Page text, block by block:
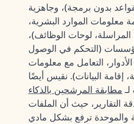
بدون برمجة)، وجاهزية
معلومات الموارد البشرية،
المراسلة، لوحات الوظائف)،
(التحكم في الوصول
التعامل مع معلومات
إقامة البيانات). نقيس أيضًا
لـ مطابقة المرشحين بالذكاء
التقارير، حيث أن الملفات
والموحدة ترفع بشكل مادي